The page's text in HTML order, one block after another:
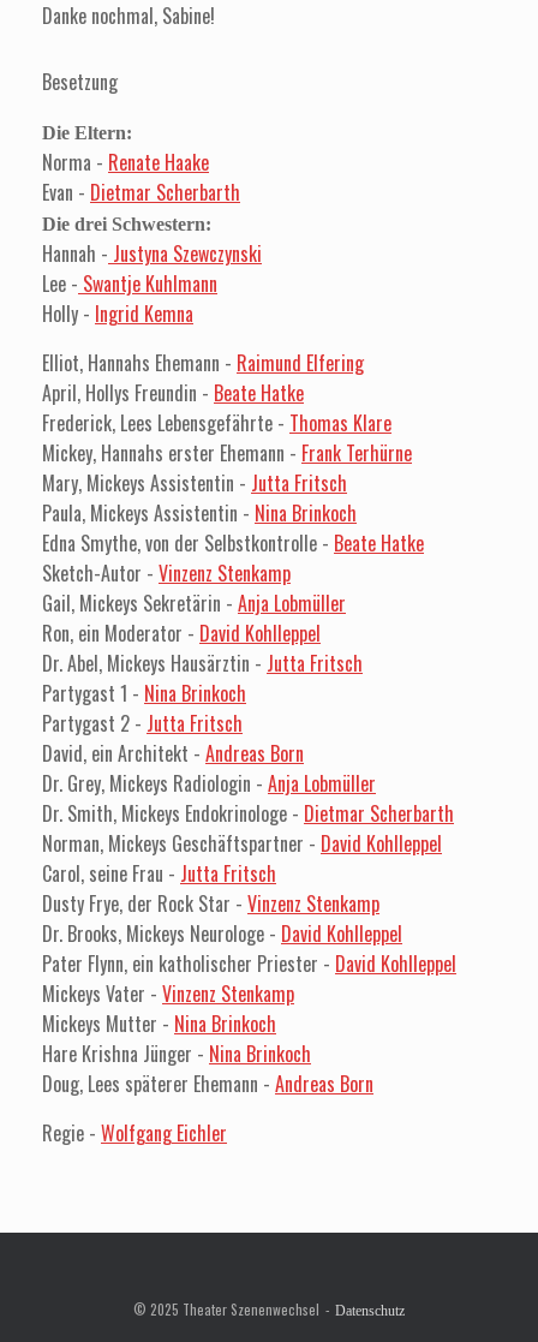
Danke nochmal, Sabine!
Besetzung
Die Eltern:
Norma - Renate Haake
Evan - Dietmar Scherbarth
Die drei Schwestern:
Hannah - Justyna Szewczynski
Lee - Swantje Kuhlmann
Holly - Ingrid Kemna
Elliot, Hannahs Ehemann - Raimund Elfering
April, Hollys Freundin - Beate Hatke
Frederick, Lees Lebensgefährte - Thomas Klare
Mickey, Hannahs erster Ehemann - Frank Terhürne
Mary, Mickeys Assistentin - Jutta Fritsch
Paula, Mickeys Assistentin - Nina Brinkoch
Edna Smythe, von der Selbstkontrolle - Beate Hatke
Sketch-Autor - Vinzenz Stenkamp
Gail, Mickeys Sekretärin - Anja Lobmüller
Ron, ein Moderator - David Kohlleppel
Dr. Abel, Mickeys Hausärztin - Jutta Fritsch
Partygast 1 - Nina Brinkoch
Partygast 2 - Jutta Fritsch
David, ein Architekt - Andreas Born
Dr. Grey, Mickeys Radiologin - Anja Lobmüller
Dr. Smith, Mickeys Endokrinologe - Dietmar Scherbarth
Norman, Mickeys Geschäftspartner - David Kohlleppel
Carol, seine Frau - Jutta Fritsch
Dusty Frye, der Rock Star - Vinzenz Stenkamp
Dr. Brooks, Mickeys Neurologe - David Kohlleppel
Pater Flynn, ein katholischer Priester - David Kohlleppel
Mickeys Vater - Vinzenz Stenkamp
Mickeys Mutter - Nina Brinkoch
Hare Krishna Jünger - Nina Brinkoch
Doug, Lees späterer Ehemann - Andreas Born
Regie - Wolfgang Eichler
© 2025 Theater Szenenwechsel Datenschutz